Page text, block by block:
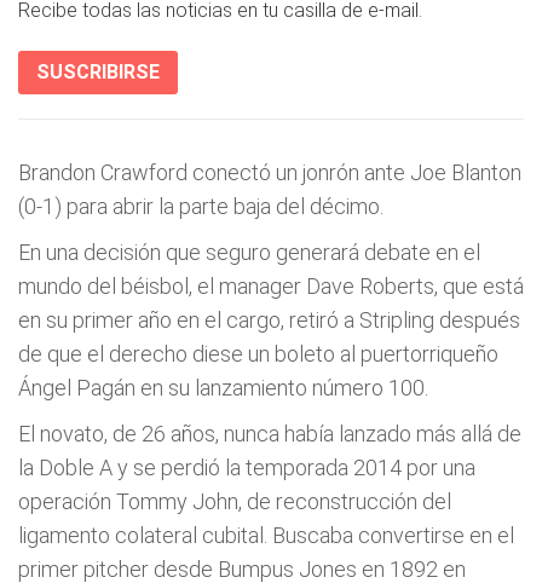
Recibe todas las noticias en tu casilla de e-mail.
SUSCRIBIRSE
Brandon Crawford conectó un jonrón ante Joe Blanton
(0-1) para abrir la parte baja del décimo.
En una decisión que seguro generará debate en el
mundo del béisbol, el manager Dave Roberts, que está
en su primer año en el cargo, retiró a Stripling después
de que el derecho diese un boleto al puertorriqueño
Ángel Pagán en su lanzamiento número 100.
El novato, de 26 años, nunca había lanzado más allá de
la Doble A y se perdió la temporada 2014 por una
operación Tommy John, de reconstrucción del
ligamento colateral cubital. Buscaba convertirse en el
primer pitcher desde Bumpus Jones en 1892 en